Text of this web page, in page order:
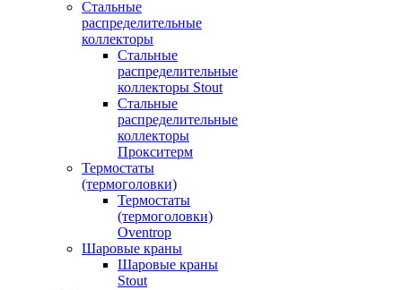
Стальные
распределительные
коллекторы
Стальные
распределительные
коллекторы Stout
Стальные
распределительные
коллекторы
Прокситерм
Термостаты
(термоголовки)
Термостаты
(термоголовки)
Oventrop
Шаровые краны
Шаровые краны
Stout